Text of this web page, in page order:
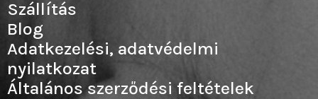
Szállítás
Blog
Adatkezelési, adatvédelmi
nyilatkozat
Általános szerződési feltételek